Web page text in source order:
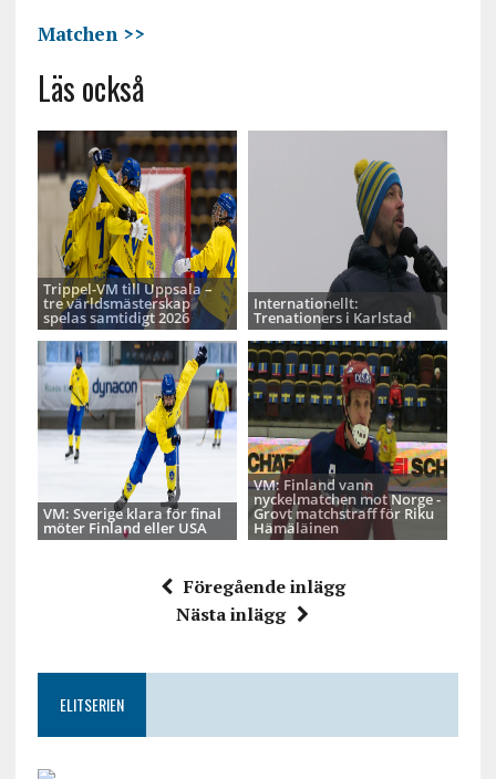
Matchen >>
Läs också
Trippel-VM till Uppsala –
tre världsmästerskap
spelas samtidigt 2026
Internationellt:
Trenationers i Karlstad
VM: Sverige klara för final
möter Finland eller USA
VM: Finland vann
nyckelmatchen mot Norge -
Grovt matchstraff för Riku
Hämäläinen
Föregående inlägg
Nästa inlägg
ELITSERIEN